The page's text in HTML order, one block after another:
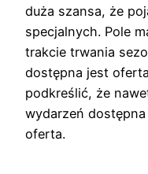
duża szansa, że
specjalnych. Pole
trakcie trwania
dostępna jest
podkreślić, że
wydarzeń
oferta.